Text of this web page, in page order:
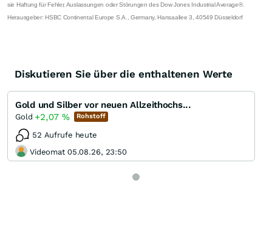
sie Haftung für Fehler, Auslassungen oder Störungen des Dow Jones Industrial Average®.
Herausgeber: HSBC Continental Europe S.A., Germany, Hansaallee 3, 40549 Düsseldorf
Diskutieren Sie über die enthaltenen Werte
Gold und Silber vor neuen Allzeithochs...
Gold +2,07 % Rohstoff
52 Aufrufe heute
Videomat 05.08.26, 23:50